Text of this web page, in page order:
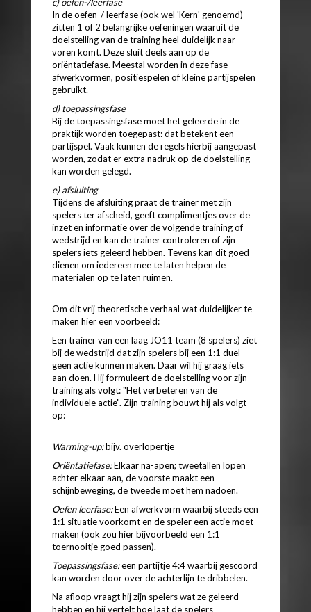
In de oefen-/ leerfase (ook wel 'Kern' genoemd)
zitten 1 of 2 belangrijke oefeningen waaruit de
doelstelling van de training heel duidelijk naar
voren komt. Deze sluit deels aan op de
oriëntatiefase. Meestal worden in deze fase
afwerkvormen, positiespelen of kleine partijspelen
gebruikt.
d) toepassingsfase
Bij de toepassingsfase moet het geleerde in de
praktijk worden toegepast: dat betekent een
partijspel. Vaak kunnen de regels hierbij aangepast
worden, zodat er extra nadruk op de doelstelling
kan worden gelegd.
e) afsluiting
Tijdens de afsluiting praat de trainer met zijn
spelers ter afscheid, geeft complimentjes over de
inzet en informatie over de volgende training of
wedstrijd en kan de trainer controleren of zijn
spelers iets geleerd hebben. Tevens kan dit goed
dienen om iedereen mee te laten helpen de
materialen op te laten ruimen.
Om dit vrij theoretische verhaal wat duidelijker te
maken hier een voorbeeld:
Een trainer van een laag JO11 team (8 spelers) ziet
bij de wedstrijd dat zijn spelers bij een 1:1 duel
geen actie kunnen maken. Daar wil hij graag iets
aan doen. Hij formuleert de doelstelling voor zijn
training als volgt: "Het verbeteren van de
individuele actie". Zijn training bouwt hij als volgt
op:
Warming-up:bijv. overlopertje
Oriëntatiefase:Elkaar na-apen; tweetallen lopen
achter elkaar aan, de voorste maakt een
schijnbeweging, de tweede moet hem nadoen.
Oefen leerfase:Een afwerkvorm waarbij steeds een
1:1 situatie voorkomt en de speler een actie moet
maken (ook zou hier bijvoorbeeld een 1:1
toernooitje goed passen).
Toepassingsfase:een partijtje 4:4 waarbij gescoord
kan worden door over de achterlijn te dribbelen.
Na afloop vraagt hij zijn spelers wat ze geleerd
hebben en hij vertelt hoe laat de spelers